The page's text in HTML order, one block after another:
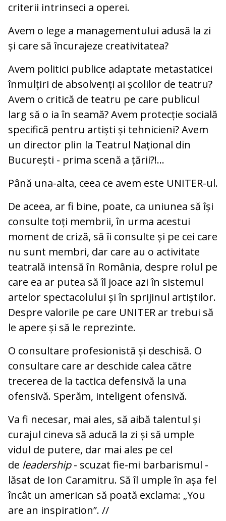
criterii intrinseci a operei.
Avem o lege a managementului adusă la zi
și care să încurajeze creativitatea?
Avem politici publice adaptate metastaticei
înmulțiri de absolvenți ai școlilor de teatru?
Avem o critică de teatru pe care publicul
larg să o ia în seamă? Avem protecție socială
specifică pentru artiști și tehnicieni? Avem
un director plin la Teatrul Național din
București - prima scenă a țării?!…
Până una-alta, ceea ce avem este UNITER-ul.
De aceea, ar fi bine, poate, ca uniunea să își
consulte toți membrii, în urma acestui
moment de criză, să îi consulte și pe cei care
nu sunt membri, dar care au o activitate
teatrală intensă în România, despre rolul pe
care ea ar putea să îl joace azi în sistemul
artelor spectacolului și în sprijinul artiștilor.
Despre valorile pe care UNITER ar trebui să
le apere și să le reprezinte.
O consultare profesionistă și deschisă. O
consultare care ar deschide calea către
trecerea de la tactica defensivă la una
ofensivă. Sperăm, inteligent ofensivă.
Va fi necesar, mai ales, să aibă talentul și
curajul cineva să aducă la zi și să umple
vidul de putere, dar mai ales pe cel
de leadership- scuzat fie-mi barbarismul -
lăsat de Ion Caramitru. Să îl umple în așa fel
încât un american să poată exclama: „You
are an inspiration”. //